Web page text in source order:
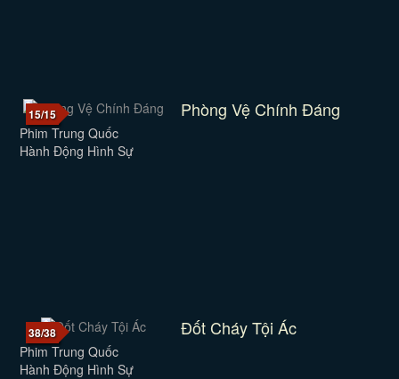
15/15 Phòng Vệ Chính Đáng
Phim Trung Quốc
Hành Động Hình Sự
38/38 Đốt Cháy Tội Ác
Phim Trung Quốc
Hành Động Hình Sự